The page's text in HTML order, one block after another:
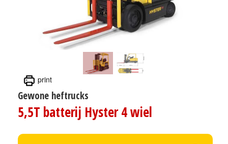
print
Gewone heftrucks
5,5T batterij Hyster 4 wiel